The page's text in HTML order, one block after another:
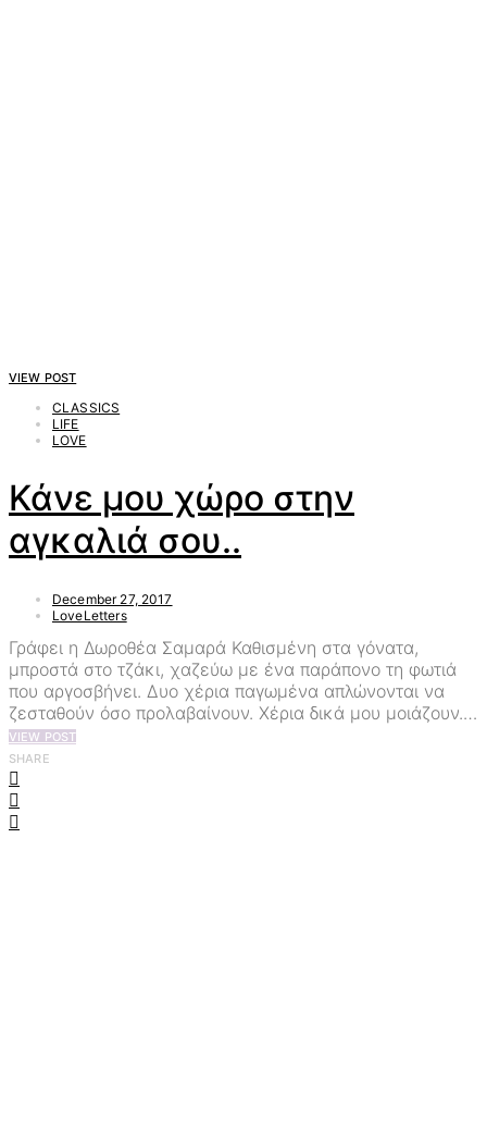
VIEW POST
CLASSICS
LIFE
LOVE
Κάνε μου χώρο στην
αγκαλιά σου..
December 27, 2017
LoveLetters
Γράφει η Δωροθέα Σαμαρά Καθισμένη στα γόνατα,
μπροστά στο τζάκι, χαζεύω με ένα παράπονο τη φωτιά
που αργοσβήνει. Δυο χέρια παγωμένα απλώνονται να
ζεσταθούν όσο προλαβαίνουν. Χέρια δικά μου μοιάζουν.…
VIEW POST
SHARE